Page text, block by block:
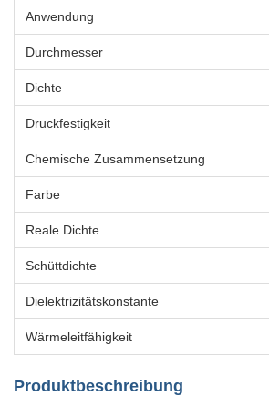
Anwendung
Durchmesser
Dichte
Druckfestigkeit
Chemische Zusammensetzung
Farbe
Reale Dichte
Schüttdichte
Dielektrizitätskonstante
Wärmeleitfähigkeit
Produktbeschreibung